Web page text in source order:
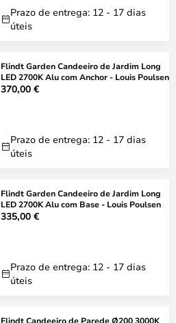
Prazo de entrega: 12 - 17 dias
úteis
Flindt Garden Candeeiro de Jardim Long
LED 2700K Alu com Anchor - Louis Poulsen
370,00 €
Prazo de entrega: 12 - 17 dias
úteis
Flindt Garden Candeeiro de Jardim Long
LED 2700K Alu com Base - Louis Poulsen
335,00 €
Prazo de entrega: 12 - 17 dias
úteis
Flindt Candeeiro de Parede Ø200 3000K